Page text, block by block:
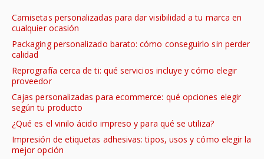
Camisetas personalizadas para dar visibilidad a tu marca en
cualquier ocasión
Packaging personalizado barato: cómo conseguirlo sin perder
calidad
Reprografía cerca de ti: qué servicios incluye y cómo elegir
proveedor
Cajas personalizadas para ecommerce: qué opciones elegir
según tu producto
¿Qué es el vinilo ácido impreso y para qué se utiliza?
Impresión de etiquetas adhesivas: tipos, usos y cómo elegir la
mejor opción